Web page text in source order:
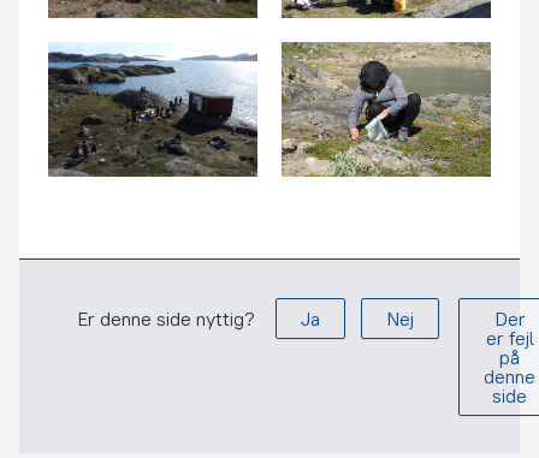
Er denne side nyttig? Ja Nej
Der
er fejl
på
denne
side